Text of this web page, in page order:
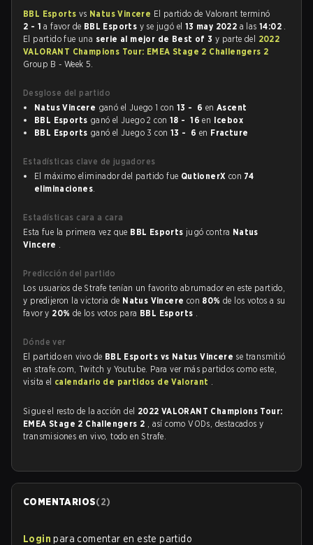
BBL Esports vs Natus Vincere El partido de Valorant terminó
2 - 1 a favor de BBL Esports y se jugó el 13 may 2022 a las14:02 .
El partido fue una serie al mejor de Best of 3 y parte del 2022
VALORANT Champions Tour: EMEA Stage 2 Challengers 2
Group B - Week 5.
Desglose del partido
Natus Vincere ganó el Juego 1 con 13 - 6 enAscent
BBL Esports ganó el Juego 2 con 18 - 16 en Icebox
BBL Esports ganó el Juego 3 con 13 - 6 en Fracture
Estadísticas clave de jugadores
El máximo eliminador del partido fue QutionerX con 74
eliminaciones.
Estadísticas cara a cara
Esta fue la primera vez que BBL Esports jugó contra Natus
Vincere .
Predicción del partido
Los usuarios de Strafe tenían un favorito abrumador en este partido,
y predijeron la victoria de Natus Vincere con 80%de los votos a su
favor y 20% de los votos para BBL Esports .
Dónde ver
El partido en vivo de BBL Esports vs Natus Vincere se transmitió
en strafe.com, Twitch y Youtube. Para ver más partidos como este,
visita el calendario de partidos de Valorant .
Sigue el resto de la acción del 2022 VALORANT Champions Tour:
EMEA Stage 2 Challengers 2 , así como VODs, destacados y
transmisiones en vivo, todo en Strafe.
COMENTARIOS(2)
Login para comentar en este partido